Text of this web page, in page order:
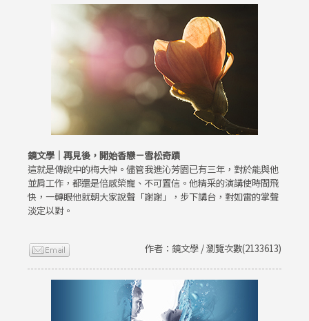
鏡文學｜再見後，開始香戀－雪松奇蹟
這就是傳說中的梅大神。儘管我進沁芳園已有三年，對於能與他
並肩工作，都還是倍感榮寵、不可置信。他精采的演講使時間飛
快，一轉眼他就朝大家說聲「謝謝」，步下講台，對如雷的掌聲
淡定以對。
作者：鏡文學 / 瀏覽次數(2133613)